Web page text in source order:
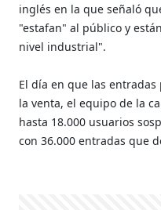
inglés en la que señaló
"estafan" al público y
nivel industrial".
El día en que las
la venta, el equipo de la
hasta 18.000 usuarios
con 36.000 entradas que